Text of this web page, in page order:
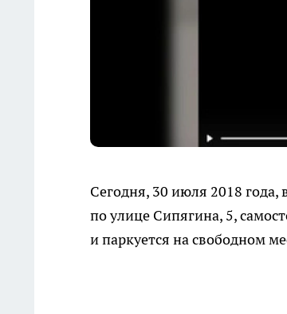
Сегодня, 30 июля 2018 года,
по улице Сипягина, 5,
и паркуется на свободном